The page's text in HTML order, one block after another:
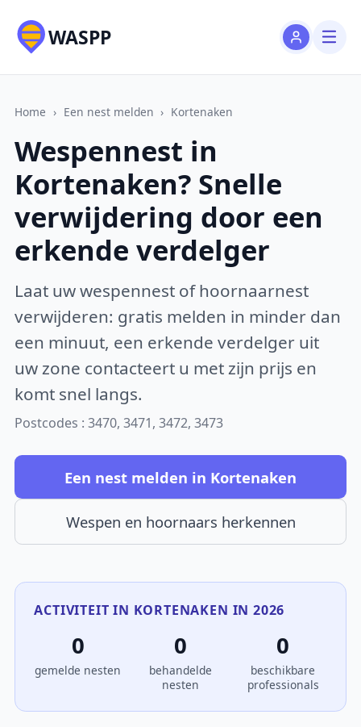
WASPP
Home › Een nest melden › Kortenaken
Wespennest in
Kortenaken? Snelle
verwijdering door een
erkende verdelger
Laat uw wespennest of hoornaarnest
verwijderen: gratis melden in minder dan
een minuut, een erkende verdelger uit
uw zone contacteert u met zijn prijs en
komt snel langs.
Postcodes : 3470, 3471, 3472, 3473
Een nest melden in Kortenaken
Wespen en hoornaars herkennen
ACTIVITEIT IN KORTENAKEN IN 2026
0
gemelde nesten
0
behandelde
nesten
0
beschikbare
professionals